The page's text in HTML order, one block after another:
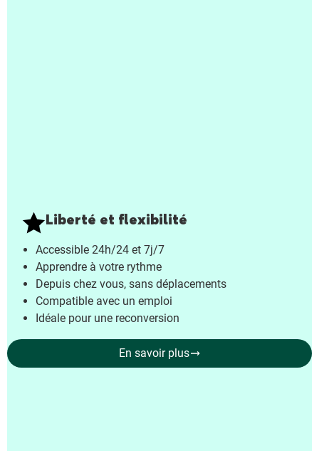
Liberté et flexibilité
Accessible 24h/24 et 7j/7
Apprendre à votre rythme
Depuis chez vous, sans déplacements
Compatible avec un emploi
Idéale pour une reconversion
En savoir plus